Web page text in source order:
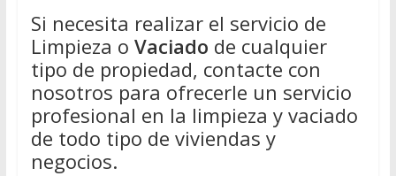
Si necesita realizar el servicio de
Limpieza o Vaciado de cualquier
tipo de propiedad, contacte con
nosotros para ofrecerle un servicio
profesional en la limpieza y vaciado
de todo tipo de viviendas y
negocios.